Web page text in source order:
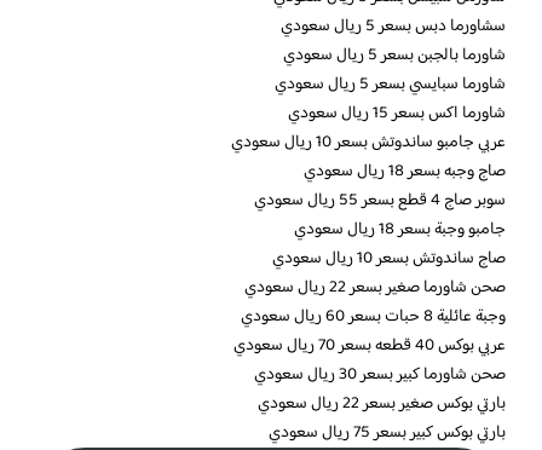
سشاورما دبس بسعر 5 ريال سعودي
شاورما بالجبن بسعر 5 ريال سعودي
شاورما سبايسي بسعر 5 ريال سعودي
شاورما اكس بسعر 15 ريال سعودي
عربي جامبو ساندوتش بسعر 10 ريال سعودي
صاج وجبه بسعر 18 ريال سعودي
سوبر صاج 4 قطع بسعر 55 ريال سعودي
جامبو وجبة بسعر 18 ريال سعودي
صاج ساندوتش بسعر 10 ريال سعودي
صحن شاورما صغير بسعر 22 ريال سعودي
وجبة عائلية 8 حبات بسعر 60 ريال سعودي
عربي بوكس 40 قطعه بسعر 70 ريال سعودي
صحن شاورما كبير بسعر 30 ريال سعودي
بارتي بوكس صغير بسعر 22 ريال سعودي
بارتي بوكس كبير بسعر 75 ريال سعودي